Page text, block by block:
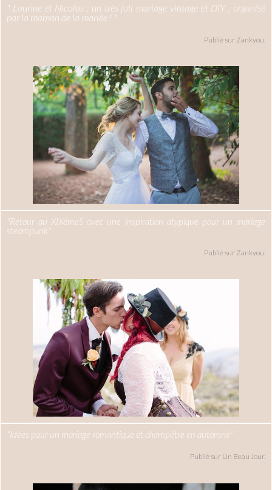
" Laurine et Nicolas : un très joli mariage vintage et DIY , organisé
par la maman de la mariée ! "
Publié sur Zankyou.
"Retour au XIXèmeS avec une inspiration atypique pour un mariage
steampunk"
Publié sur Zankyou.
"Idées pour un mariage romantique et champêtre en automne"
Publié sur Un Beau Jour.